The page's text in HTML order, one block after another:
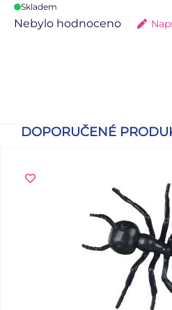
Skladem
Nebylo hodnoceno
DOPORUČENÉ